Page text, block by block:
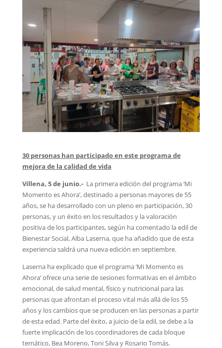
30 personas han participado en este programa de
mejora de la calidad de vida
Villena, 5 de junio.- La primera edición del programa ‘Mi
Momento es Ahora’, destinado a personas mayores de 55
años, se ha desarrollado con un pleno en participación, 30
personas, y un éxito en los resultados y la valoración
positiva de los participantes, según ha comentado la edil de
Bienestar Social, Alba Laserna, que ha añadido que de esta
experiencia saldrá una nueva edición en septiembre.
Laserna ha explicado que el programa ‘Mi Momento es
Ahora’ ofrece una serie de sesiones formativas en el ámbito
emocional, de salud mental, físico y nutricional para las
personas que afrontan el proceso vital más allá de los 55
años y los cambios que se producen en las personas a partir
de esta edad. Parte del éxito, a juicio de la edil, se debe a la
fuerte implicación de los coordinadores de cada bloque
temático, Bea Moreno, Toni Silva y Rosario Tomás.